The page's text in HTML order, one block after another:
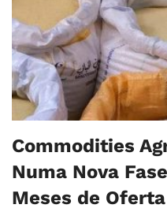
Commodities
Numa Nova
Meses de